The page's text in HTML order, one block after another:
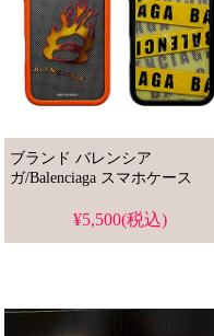
ブランド バレンシア
ガ/Balenciaga スマホケース
¥5,500(税込)